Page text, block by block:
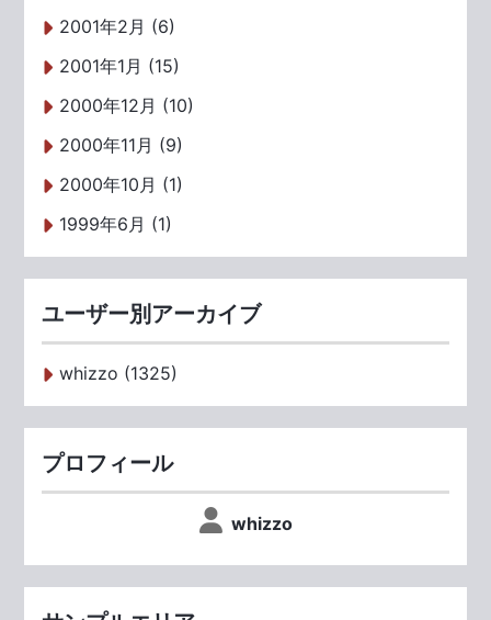
2001年2月 (6)
2001年1月 (15)
2000年12月 (10)
2000年11月 (9)
2000年10月 (1)
1999年6月 (1)
ユーザー別アーカイブ
whizzo (1325)
プロフィール
whizzo